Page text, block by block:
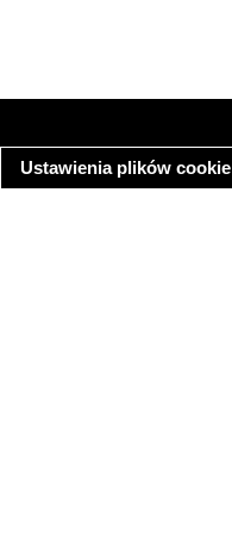
Ustawienia plików cookie